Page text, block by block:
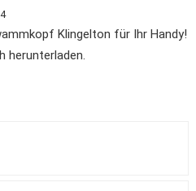
Klingelton für Ihr Handy!
herunterladen.